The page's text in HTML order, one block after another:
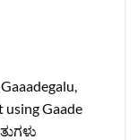
using Gaade